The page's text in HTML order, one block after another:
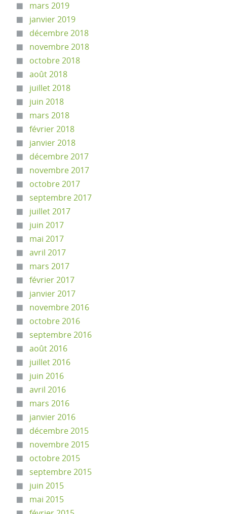
mars 2019
janvier 2019
décembre 2018
novembre 2018
octobre 2018
août 2018
juillet 2018
juin 2018
mars 2018
février 2018
janvier 2018
décembre 2017
novembre 2017
octobre 2017
septembre 2017
juillet 2017
juin 2017
mai 2017
avril 2017
mars 2017
février 2017
janvier 2017
novembre 2016
octobre 2016
septembre 2016
août 2016
juillet 2016
juin 2016
avril 2016
mars 2016
janvier 2016
décembre 2015
novembre 2015
octobre 2015
septembre 2015
juin 2015
mai 2015